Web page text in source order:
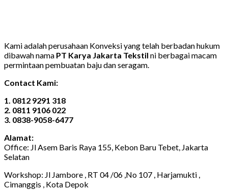
Kami adalah perusahaan Konveksi yang telah berbadan hukum
dibawah nama PT Karya Jakarta Tekstil ni berbagai macam
permintaan pembuatan baju dan seragam.
Contact Kami:
1. 0812 9291 318
2. 0811 9106 022
3. 0838-9058-6477
Alamat:
Office: Jl Asem Baris Raya 155, Kebon Baru Tebet, Jakarta
Selatan
Workshop: Jl Jambore , RT 04 /06 ,No 107 , Harjamukti ,
Cimanggis , Kota Depok